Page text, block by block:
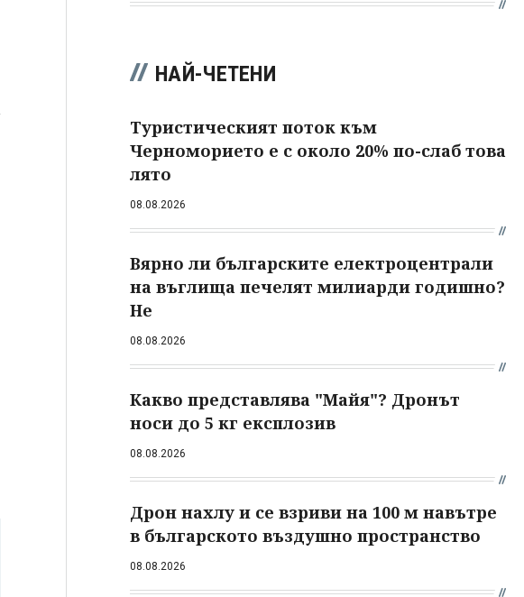
НАЙ-ЧЕТЕНИ
Туристическият поток към
Черноморието е с около 20% по-слаб това
лято
08.08.2026
Вярно ли българските електроцентрали
на въглища печелят милиарди годишно?
Не
08.08.2026
Какво представлява "Майя"? Дронът
носи до 5 кг експлозив
08.08.2026
Дрон нахлу и се взриви на 100 м навътре
в българското въздушно пространство
08.08.2026